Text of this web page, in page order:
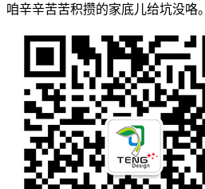
咱辛辛苦苦积攒的家底儿给坑没咯。